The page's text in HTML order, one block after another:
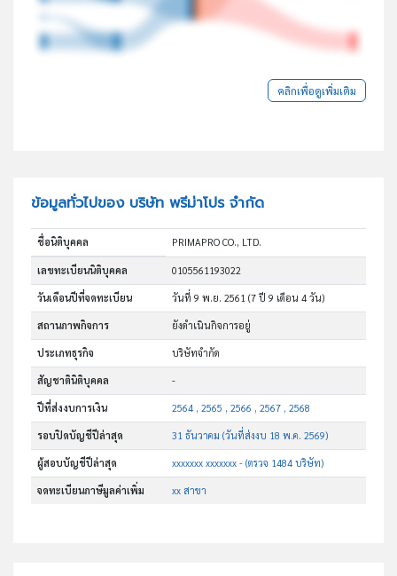
คลิกเพื่อดูเพิ่มเติม
ข้อมูลทั่วไปของ บริษัท พรีม่าโปร จำกัด
ชื่อนิติบุคคล PRIMAPRO CO., LTD.
เลขทะเบียนนิติบุคคล 0105561193022
วันเดือนปีที่จดทะเบียน วันที่ 9 พ.ย. 2561(7 ปี 9 เดือน 4 วัน)
สถานภาพกิจการ ยังดำเนินกิจการอยู่
ประเภทธุรกิจ บริษัทจำกัด
สัญชาตินิติบุคคล -
ปีที่ส่งงบการเงิน 2564 , 2565 , 2566 , 2567 , 2568
รอบปิดบัญชีปีล่าสุด 31 ธันวาคม (วันที่ส่งงบ 18 พ.ค. 2569)
ผู้สอบบัญชีปีล่าสุด xxxxxxx xxxxxxx - (ตรวจ 1484 บริษัท)
จดทะเบียนภาษีมูลค่าเพิ่ม xx สาขา